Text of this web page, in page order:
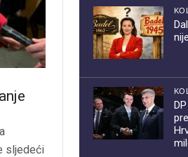
sljedeći